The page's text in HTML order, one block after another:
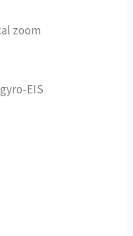
zoom
EIS